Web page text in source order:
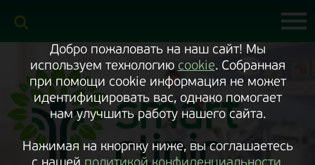
версию
сайта
Добро пожаловать на наш сайт! Мы
используем технологию cookie. Собранная
при помощи cookie информация не может
идентифицировать вас, однако помогает
нам улучшить работу нашего сайта.
Нажимая на кнорпку ниже, вы соглашаетесь